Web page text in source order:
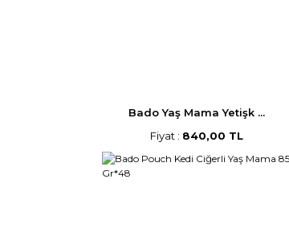
Bado Yaş Mama Yetişk ...
Fiyat : 840,00 TL